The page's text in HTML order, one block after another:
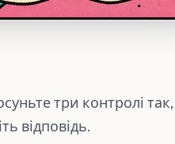
три контролі
відповідь.